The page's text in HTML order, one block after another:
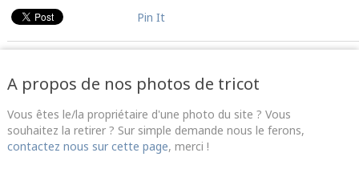
Pin It
A propos de nos photos de tricot
Vous êtes le/la propriétaire d'une photo du site ? Vous
souhaitez la retirer ? Sur simple demande nous le ferons,
contactez nous sur cette page, merci !